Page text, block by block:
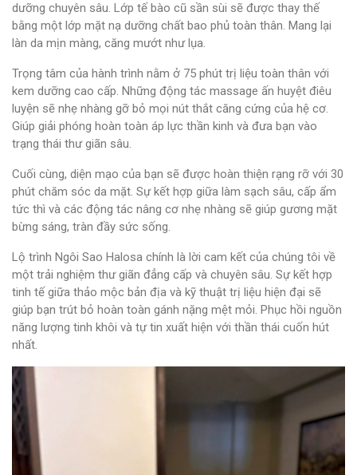
dưỡng chuyên sâu. Lớp tế bào cũ sần sùi sẽ được thay thế
bằng một lớp mặt nạ dưỡng chất bao phủ toàn thân. Mang lại
làn da mịn màng, căng mướt như lụa.
Trọng tâm của hành trình nằm ở 75 phút trị liệu toàn thân với
kem dưỡng cao cấp. Những động tác massage ấn huyệt điêu
luyện sẽ nhẹ nhàng gỡ bỏ mọi nút thắt căng cứng của hệ cơ.
Giúp giải phóng hoàn toàn áp lực thần kinh và đưa bạn vào
trạng thái thư giãn sâu.
Cuối cùng, diện mạo của bạn sẽ được hoàn thiện rạng rỡ với 30
phút chăm sóc da mặt. Sự kết hợp giữa làm sạch sâu, cấp ẩm
tức thì và các động tác nâng cơ nhẹ nhàng sẽ giúp gương mặt
bừng sáng, tràn đầy sức sống.
Lộ trình Ngôi Sao Halosa chính là lời cam kết của chúng tôi về
một trải nghiệm thư giãn đẳng cấp và chuyên sâu. Sự kết hợp
tinh tế giữa thảo mộc bản địa và kỹ thuật trị liệu hiện đại sẽ
giúp bạn trút bỏ hoàn toàn gánh nặng mệt mỏi. Phục hồi nguồn
năng lượng tinh khôi và tự tin xuất hiện với thần thái cuốn hút
nhất.